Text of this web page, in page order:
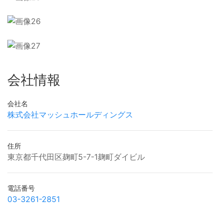
会社情報
会社名
株式会社マッシュホールディングス
住所
東京都千代田区麹町5-7-1麹町ダイビル
電話番号
03-3261-2851